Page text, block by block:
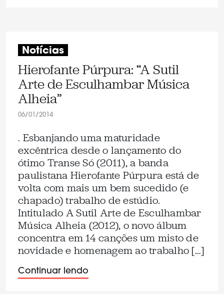
Notícias
Hierofante Púrpura: “A Sutil
Arte de Esculhambar Música
Alheia”
06/01/2014
. Esbanjando uma maturidade
excêntrica desde o lançamento do
ótimo Transe Só (2011), a banda
paulistana Hierofante Púrpura está de
volta com mais um bem sucedido (e
chapado) trabalho de estúdio.
Intitulado A Sutil Arte de Esculhambar
Música Alheia (2012), o novo álbum
concentra em 14 canções um misto de
novidade e homenagem ao trabalho […]
Continuar lendo